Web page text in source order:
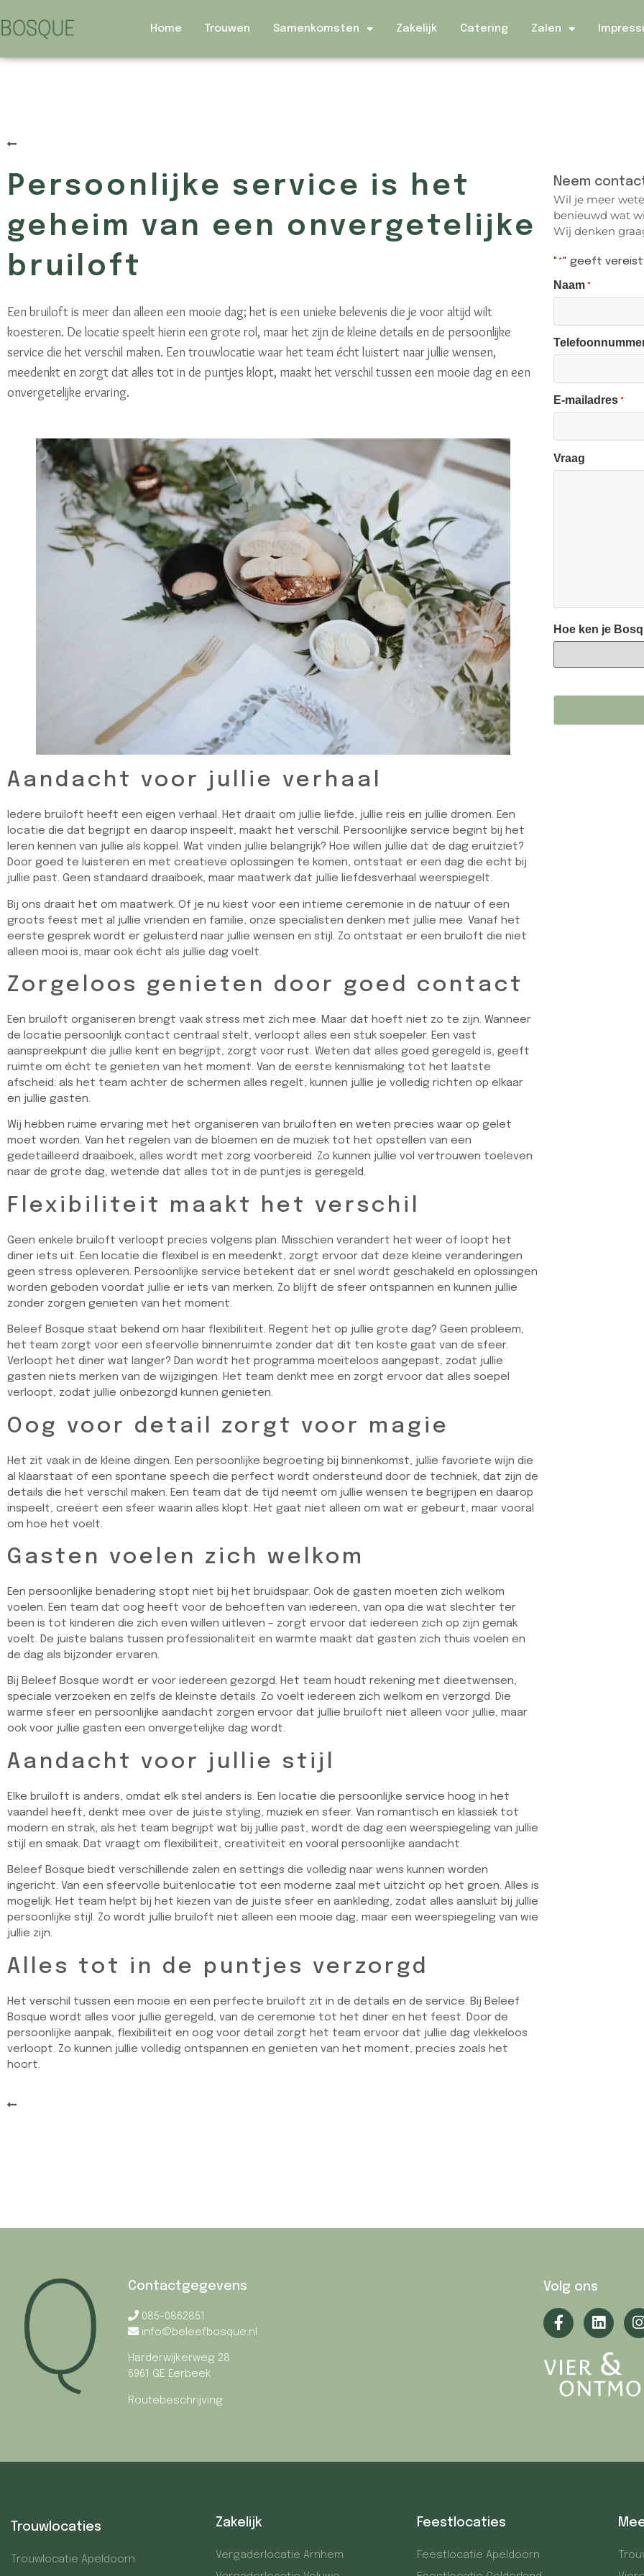
Home Trouwen Samenkomsten Zakelijk Catering Zalen
Persoonlijke service is het
geheim van een onvergetelijke
bruiloft
Een bruiloft is meer dan alleen een mooie dag; het is een unieke belevenis die je voor altijd wilt
koesteren. De locatie speelt hierin een grote rol, maar het zijn de kleine details en de persoonlijke
service die het verschil maken. Een trouwlocatie waar het team écht luistert naar jullie wensen,
meedenkt en zorgt dat alles tot in de puntjes klopt, maakt het verschil tussen een mooie dag en een
onvergetelijke ervaring.
Aandacht voor jullie verhaal
Iedere bruiloft heeft een eigen verhaal. Het draait om jullie liefde, jullie reis en jullie dromen. Een
locatie die dat begrijpt en daarop inspeelt, maakt het verschil. Persoonlijke service begint bij het
leren kennen van jullie als koppel. Wat vinden jullie belangrijk? Hoe willen jullie dat de dag eruitziet?
Door goed te luisteren en met creatieve oplossingen te komen, ontstaat er een dag die echt bij
jullie past. Geen standaard draaiboek, maar maatwerk dat jullie liefdesverhaal weerspiegelt.
Bij ons draait het om maatwerk. Of je nu kiest voor een intieme ceremonie in de natuur of een
groots feest met al jullie vrienden en familie, onze specialisten denken met jullie mee. Vanaf het
eerste gesprek wordt er geluisterd naar jullie wensen en stijl. Zo ontstaat er een bruiloft die niet
alleen mooi is, maar ook écht als jullie dag voelt.
Zorgeloos genieten door goed contact
Een bruiloft organiseren brengt vaak stress met zich mee. Maar dat hoeft niet zo te zijn. Wanneer
de locatie persoonlijk contact centraal stelt, verloopt alles een stuk soepeler. Een vast
aanspreekpunt die jullie kent en begrijpt, zorgt voor rust. Weten dat alles goed geregeld is, geeft
ruimte om écht te genieten van het moment. Van de eerste kennismaking tot het laatste
afscheid: als het team achter de schermen alles regelt, kunnen jullie je volledig richten op elkaar
en jullie gasten.
Wij hebben ruime ervaring met het organiseren van bruiloften en weten precies waar op gelet
moet worden. Van het regelen van de bloemen en de muziek tot het opstellen van een
gedetailleerd draaiboek, alles wordt met zorg voorbereid. Zo kunnen jullie vol vertrouwen toeleven
naar de grote dag, wetende dat alles tot in de puntjes is geregeld.
Flexibiliteit maakt het verschil
Geen enkele bruiloft verloopt precies volgens plan. Misschien verandert het weer of loopt het
diner iets uit. Een locatie die flexibel is en meedenkt, zorgt ervoor dat deze kleine veranderingen
geen stress opleveren. Persoonlijke service betekent dat er snel wordt geschakeld en oplossingen
worden geboden voordat jullie er iets van merken. Zo blijft de sfeer ontspannen en kunnen jullie
zonder zorgen genieten van het moment.
Beleef Bosque staat bekend om haar flexibiliteit. Regent het op jullie grote dag? Geen probleem,
het team zorgt voor een sfeervolle binnenruimte zonder dat dit ten koste gaat van de sfeer.
Verloopt het diner wat langer? Dan wordt het programma moeiteloos aangepast, zodat jullie
gasten niets merken van de wijzigingen. Het team denkt mee en zorgt ervoor dat alles soepel
verloopt, zodat jullie onbezorgd kunnen genieten.
Oog voor detail zorgt voor magie
Het zit vaak in de kleine dingen. Een persoonlijke begroeting bij binnenkomst, jullie favoriete wijn die
al klaarstaat of een spontane speech die perfect wordt ondersteund door de techniek, dat zijn de
details die het verschil maken. Een team dat de tijd neemt om jullie wensen te begrijpen en daarop
inspeelt, creëert een sfeer waarin alles klopt. Het gaat niet alleen om wat er gebeurt, maar vooral
om hoe het voelt.
Gasten voelen zich welkom
Een persoonlijke benadering stopt niet bij het bruidspaar. Ook de gasten moeten zich welkom
voelen. Een team dat oog heeft voor de behoeften van iedereen, van opa die wat slechter ter
been is tot kinderen die zich even willen uitleven – zorgt ervoor dat iedereen zich op zijn gemak
voelt. De juiste balans tussen professionaliteit en warmte maakt dat gasten zich thuis voelen en
de dag als bijzonder ervaren.
Bij Beleef Bosque wordt er voor iedereen gezorgd. Het team houdt rekening met dieetwensen,
speciale verzoeken en zelfs de kleinste details. Zo voelt iedereen zich welkom en verzorgd. Die
warme sfeer en persoonlijke aandacht zorgen ervoor dat jullie bruiloft niet alleen voor jullie, maar
ook voor jullie gasten een onvergetelijke dag wordt.
Aandacht voor jullie stijl
Elke bruiloft is anders, omdat elk stel anders is. Een locatie die persoonlijke service hoog in het
vaandel heeft, denkt mee over de juiste styling, muziek en sfeer. Van romantisch en klassiek tot
modern en strak, als het team begrijpt wat bij jullie past, wordt de dag een weerspiegeling van jullie
stijl en smaak. Dat vraagt om flexibiliteit, creativiteit en vooral persoonlijke aandacht.
Beleef Bosque biedt verschillende zalen en settings die volledig naar wens kunnen worden
ingericht. Van een sfeervolle buitenlocatie tot een moderne zaal met uitzicht op het groen. Alles is
mogelijk. Het team helpt bij het kiezen van de juiste sfeer en aankleding, zodat alles aansluit bij jullie
persoonlijke stijl. Zo wordt jullie bruiloft niet alleen een mooie dag, maar een weerspiegeling van wie
jullie zijn.
Alles tot in de puntjes verzorgd
Het verschil tussen een mooie en een perfecte bruiloft zit in de details en de service. Bij Beleef
Bosque wordt alles voor jullie geregeld, van de ceremonie tot het diner en het feest. Door de
persoonlijke aanpak, flexibiliteit en oog voor detail zorgt het team ervoor dat jullie dag vlekkeloos
verloopt. Zo kunnen jullie volledig ontspannen en genieten van het moment, precies zoals het
hoort.
Neem
Wil je meer
benieuwd wat
Wij denken
" *" geeft
Naam *
E-mailadres *
Vraag
Hoe ken je
Contactgegevens
085-0862851
info@beleefbosque.nl
Harderwijkerweg 28
6961 GE Eerbeek
Routebeschrijving
Volg ons
Trouwlocaties
Trouwlocatie Apeldoorn
Zakelijk
Vergaderlocatie Arnhem
Feestlocaties
Feestlocatie Apeldoorn